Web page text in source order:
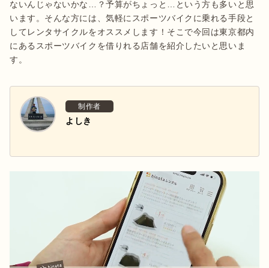
ないんじゃないかな…？予算がちょっと…という方も多いと思
います。そんな方には、気軽にスポーツバイクに乗れる手段と
してレンタサイクルをオススメします！そこで今回は東京都内
にあるスポーツバイクを借りれる店舗を紹介したいと思いま
す。
制作者
よしき